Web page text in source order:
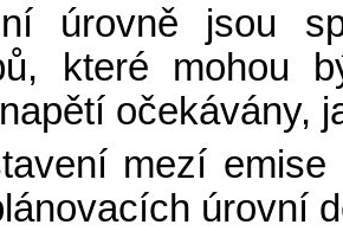
úrovně jsou
které mohou
očekávány,
mezí
úrovní